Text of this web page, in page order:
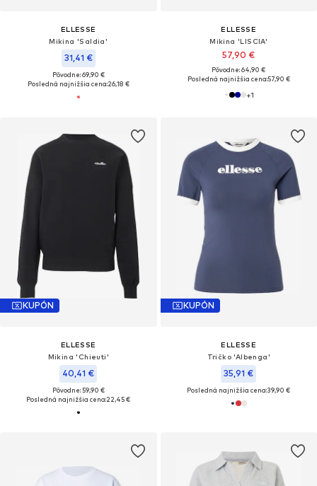
ELLESSE
Mikina 'Saldia'
31,41 €
Pôvodne: 69,90 €
Posledná najnižšia cena:26,18 €
ELLESSE
Mikina 'LISCIA'
57,90 €
Pôvodne: 64,90 €
Posledná najnižšia cena:57,90 €
+1
KUPÓN
ELLESSE
Mikina 'Chieuti'
40,41 €
Pôvodne: 59,90 €
Posledná najnižšia cena:22,45 €
KUPÓN
ELLESSE
Tričko 'Albenga'
35,91 €
Posledná najnižšia cena:39,90 €